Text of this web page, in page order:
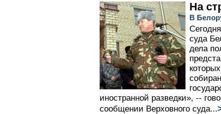
На
В
суда
дела
иностранной разведки», --
сообщении Верховного суда...